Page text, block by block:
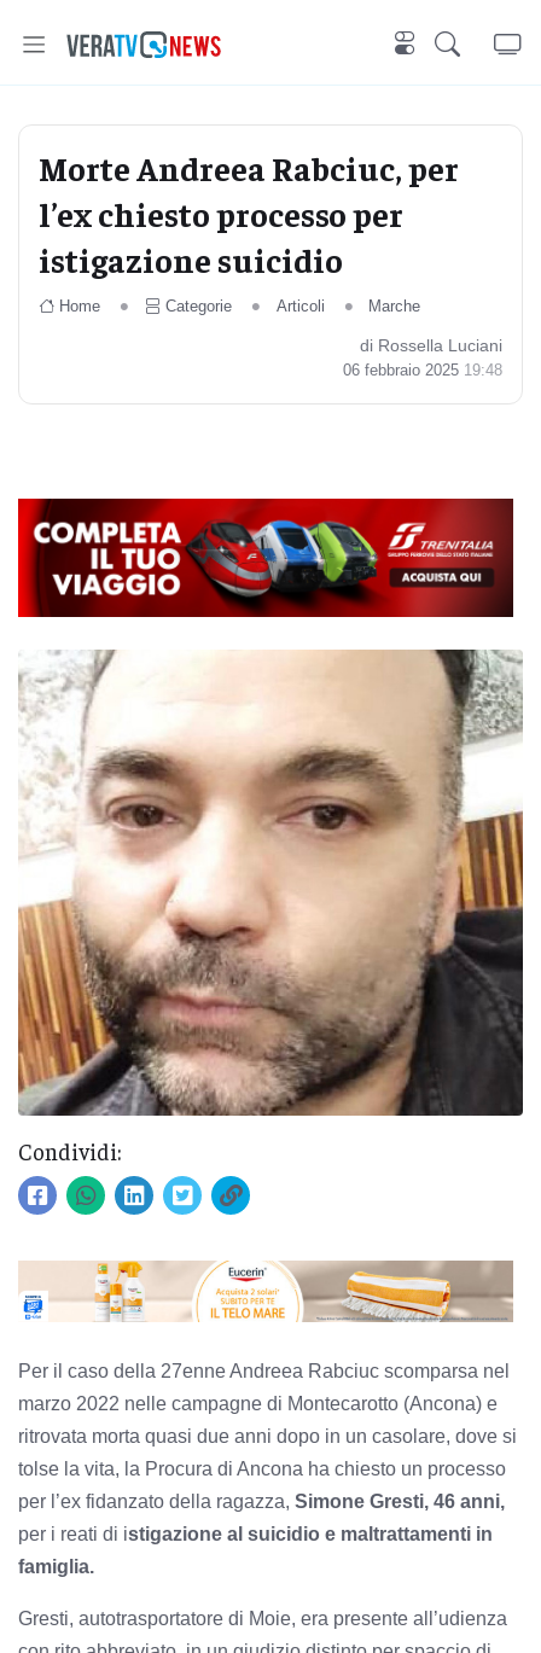
Morte Andreea Rabciuc, per
l’ex chiesto processo per
istigazione suicidio
Home Categorie Articoli Marche
di Rossella Luciani
06 febbraio 2025 19:48
Condividi:
Per il caso della 27enne Andreea Rabciuc scomparsa nel
marzo 2022 nelle campagne di Montecarotto (Ancona) e
ritrovata morta quasi due anni dopo in un casolare, dove si
tolse la vita, la Procura di Ancona ha chiesto un processo
per l’ex fidanzato della ragazza, Simone Gresti, 46 anni,
per i reati di istigazione al suicidio e maltrattamenti in
famiglia.
Gresti, autotrasportatore di Moie, era presente all’udienza